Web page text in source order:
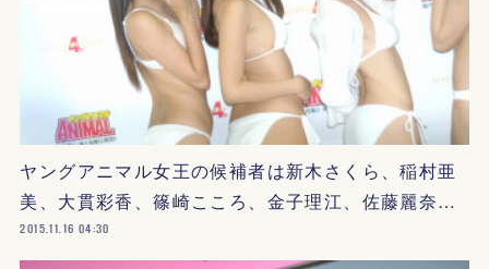
ヤングアニマル女王の候補者は新木さくら、稲村亜
美、大貫彩香、篠崎こころ、金子理江、佐藤麗奈…
2015.11.16 04:30